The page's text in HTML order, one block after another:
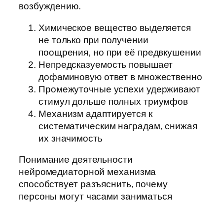
возбуждению.
Химическое вещество выделяется
не только при получении
поощрения, но при её предвкушении
Непредсказуемость повышает
дофаминовую ответ в множественно
Промежуточные успехи удерживают
стимул дольше полных триумфов
Механизм адаптируется к
систематическим наградам, снижая
их значимость
Понимание деятельности
нейромедиаторной механизма
способствует разъяснить, почему
персоны могут часами заниматься